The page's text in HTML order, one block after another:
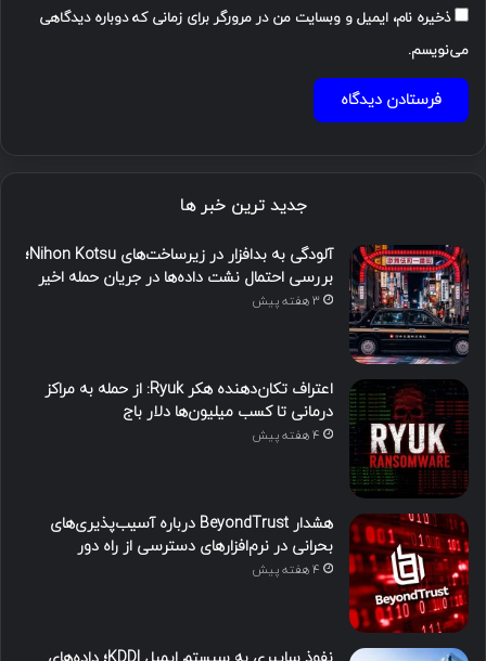
ذخیره نام، ایمیل و وبسایت من در مرورگر برای زمانی که دوباره دیدگاهی
می‌نویسم.
جدید ترین خبر ها
آلودگی به بدافزار در زیرساخت‌های Nihon Kotsu؛
بررسی احتمال نشت داده‌ها در جریان حمله اخیر
3 هفته پیش
اعتراف تکان‌دهنده هکر Ryuk: از حمله به مراکز
درمانی تا کسب میلیون‌ها دلار باج
4 هفته پیش
هشدار BeyondTrust درباره آسیب‌پذیری‌های
بحرانی در نرم‌افزارهای دسترسی از راه دور
4 هفته پیش